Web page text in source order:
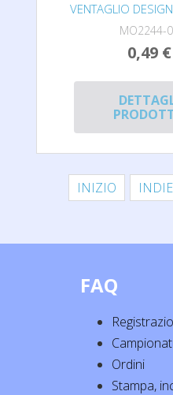
VENTAGLIO
MO2244-
0,49 €
INIZIO
FAQ
Ordini
Stampa,